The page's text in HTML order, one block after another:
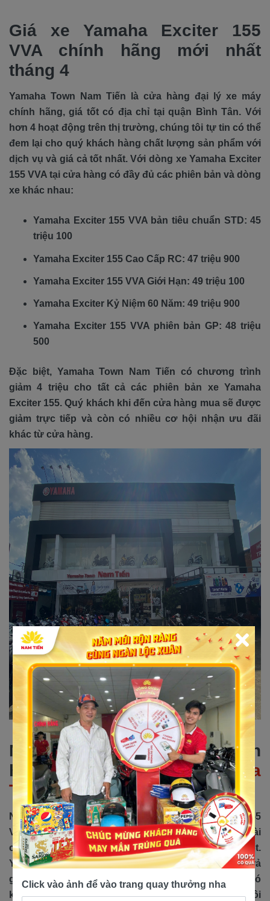
Giá xe Yamaha Exciter 155
VVA chính hãng mới nhất
tháng 4
Yamaha Town Nam Tiến là cửa hàng đại lý xe máy
chính hãng, giá tốt có địa chỉ tại quận Bình Tân. Với
hơn 4 hoạt động trên thị trường, chúng tôi tự tin có thể
đem lại cho quý khách hàng chất lượng sản phẩm với
dịch vụ và giá cả tốt nhất. Với dòng xe Yamaha Exciter
155 VVA tại cửa hàng có đầy đủ các phiên bản và dòng
xe khác nhau:
Yamaha Exciter 155 VVA bản tiêu chuẩn STD: 45
triệu 100
Yamaha Exciter 155 Cao Cấp RC: 47 triệu 900
Yamaha Exciter 155 VVA Giới Hạn: 49 triệu 100
Yamaha Exciter Kỷ Niệm 60 Năm: 49 triệu 900
Yamaha Exciter 155 VVA phiên bản GP: 48 triệu
500
Đặc biệt, Yamaha Town Nam Tiến có chương trình
giảm 4 triệu cho tất cả các phiên bản xe Yamaha
Exciter 155. Quý khách khi đến cửa hàng mua sẽ được
giảm trực tiếp và còn có nhiều cơ hội nhận ưu đãi
khác từ cửa hàng.
Mua xe Exciter 155 VVA chính
hãng trả góp 0% tạiYamaha
Town Nam Tiến
Nếu quý khách đang muốn mua xe Yamaha Exciter 155
VVA chính hãng, giá tốt nhưng lại gặp khó khăn về tài
chính thì phương thức mua trả góp sẽ là lựa chọn tốt.
Yamaha Town Nam Tiến đang có chương trình mua trả
góp với lãi suất 0% giúp bạn giải quyết bài toán khó
khăn về tài chính, chỉ cần đến cửa hàng chọn xe rồi
Click vào ảnh để vào trang quay thưởng nha